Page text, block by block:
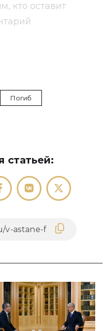
кто оставит
Погиб
статьей: